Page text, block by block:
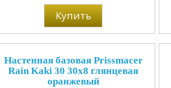
Купить
Настенная базовая Prissmacer
Rain Kaki 30 30x8 глянцевая
оранжевый